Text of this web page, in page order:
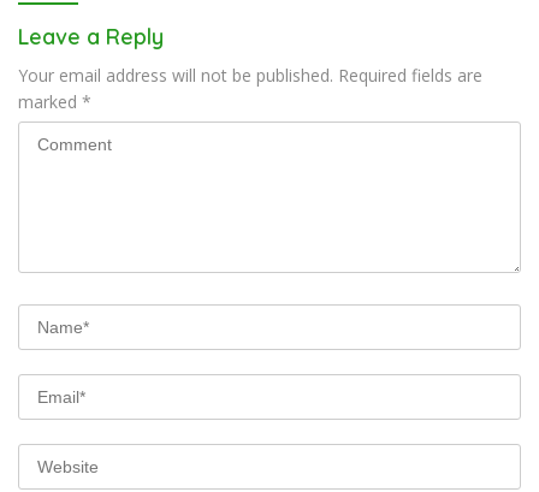
Leave a Reply
Your email address will not be published. Required fields are
marked *